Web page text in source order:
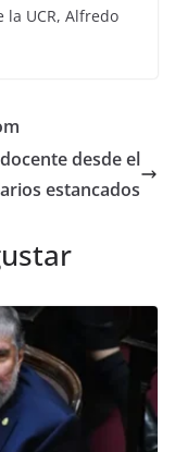
UCR, Alfredo
desde el
estancados